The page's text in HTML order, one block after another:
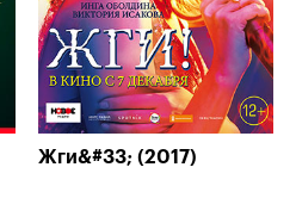
Жги&#33; (2017)